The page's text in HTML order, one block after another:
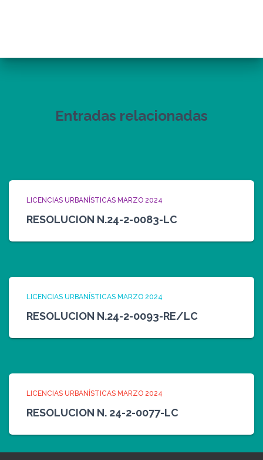
Entradas relacionadas
LICENCIAS URBANÍSTICAS MARZO 2024
RESOLUCION N.24-2-0083-LC
LICENCIAS URBANÍSTICAS MARZO 2024
RESOLUCION N.24-2-0093-RE/LC
LICENCIAS URBANÍSTICAS MARZO 2024
RESOLUCION N. 24-2-0077-LC